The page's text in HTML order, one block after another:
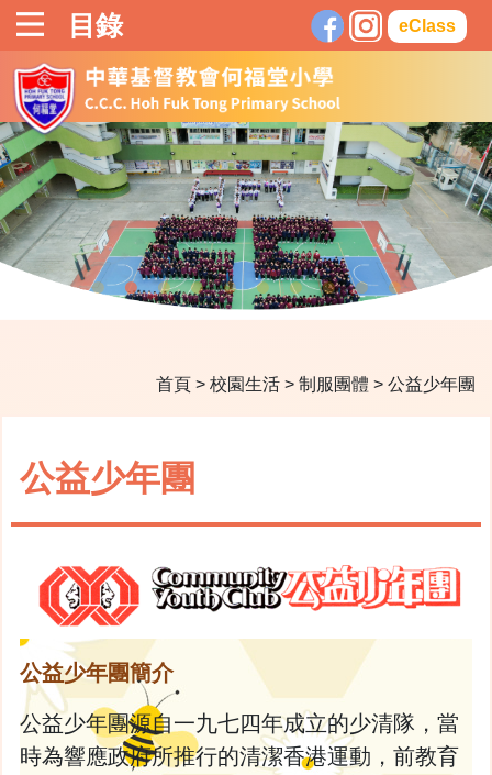
目錄 eClass
首頁 > 校園生活 > 制服團體 > 公益少年團
公益少年團
公益少年團簡介
公益少年團源自一九七四年成立的少清隊，當
時為響應政府所推行的清潔香港運動，前教育